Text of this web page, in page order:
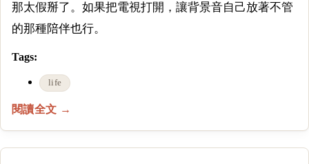
那太假掰了。如果把電視打開，讓背景音自己放著不管
的那種陪伴也行。
Tags:
life
閱讀全文 →